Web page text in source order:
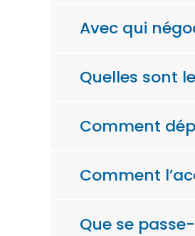
Avec qui
Quelles sont
Comment
Comment
Que se